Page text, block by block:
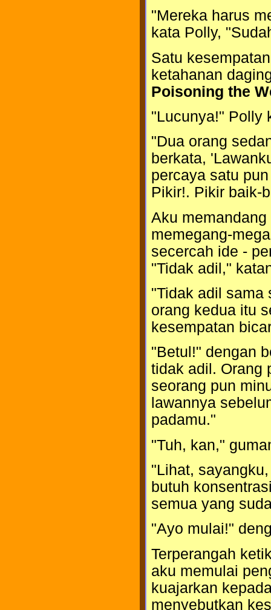
"Mereka harus
kata Polly,
Satu
ketahanan
Poisoning the
"Lucunya!" Polly
"Dua orang
berkata,
percaya satu
Pikir!. Pikir baik-
Aku
memegang-
secercah ide -
"Tidak adil,"
"Tidak adil sama
orang kedua itu
kesempatan
"Betul!" dengan
tidak adil. Orang
seorang pun
lawannya
padamu."
"Tuh, kan,"
"Lihat,
butuh
semua yang
"Ayo mulai!"
Terperangah
aku memulai
kuajarkan
menyebutkan